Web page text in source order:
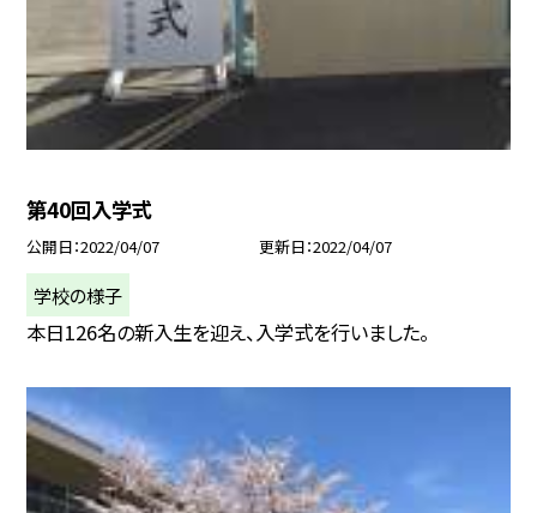
第40回入学式
公開日 2022/04/07 更新日 2022/04/07
学校の様子
本日126名の新入生を迎え、入学式を行いました。